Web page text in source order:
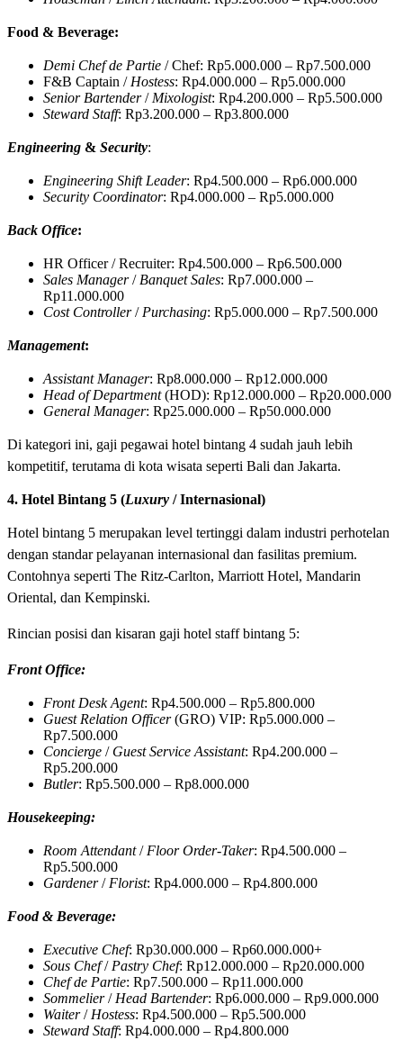
Food & Beverage:
Demi Chef de Partie / Chef: Rp5.000.000 – Rp7.500.000
F&B Captain / Hostess: Rp4.000.000 – Rp5.000.000
Senior Bartender/ Mixologist: Rp4.200.000 – Rp5.500.000
Steward Staff: Rp3.200.000 – Rp3.800.000
Engineering & Security:
Engineering Shift Leader: Rp4.500.000 – Rp6.000.000
Security Coordinator: Rp4.000.000 – Rp5.000.000
Back Office:
HR Officer / Recruiter: Rp4.500.000 – Rp6.500.000
Sales Manager/ Banquet Sales: Rp7.000.000 –
Rp11.000.000
Cost Controller/ Purchasing: Rp5.000.000 – Rp7.500.000
Management:
Assistant Manager: Rp8.000.000 – Rp12.000.000
Head of Department(HOD): Rp12.000.000 – Rp20.000.000
General Manager: Rp25.000.000 – Rp50.000.000
Di kategori ini, gaji pegawai hotel bintang 4 sudah jauh lebih
kompetitif, terutama di kota wisata seperti Bali dan Jakarta.
4. Hotel Bintang 5 (Luxury / Internasional)
Hotel bintang 5 merupakan level tertinggi dalam industri perhotelan
dengan standar pelayanan internasional dan fasilitas premium.
Contohnya seperti The Ritz-Carlton, Marriott Hotel, Mandarin
Oriental, dan Kempinski.
Rincian posisi dan kisaran gaji hotel staff bintang 5:
Front Office:
Front Desk Agent: Rp4.500.000 – Rp5.800.000
Guest Relation Officer(GRO) VIP: Rp5.000.000 –
Rp7.500.000
Concierge / Guest Service Assistant: Rp4.200.000 –
Rp5.200.000
Butler: Rp5.500.000 – Rp8.000.000
Housekeeping:
Room Attendant/ Floor Order-Taker: Rp4.500.000 –
Rp5.500.000
Gardener/ Florist: Rp4.000.000 – Rp4.800.000
Food & Beverage:
Executive Chef: Rp30.000.000 – Rp60.000.000+
Sous Chef/ Pastry Chef: Rp12.000.000 – Rp20.000.000
Chef de Partie: Rp7.500.000 – Rp11.000.000
Sommelier/ Head Bartender: Rp6.000.000 – Rp9.000.000
Waiter/ Hostess: Rp4.500.000 – Rp5.500.000
Steward Staff: Rp4.000.000 – Rp4.800.000